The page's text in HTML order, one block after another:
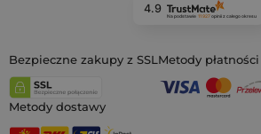
4.9
Na podstawie 11 927opiniiz całego okresu
Bezpieczne zakupy z SSL Metody płatności
Metody dostawy